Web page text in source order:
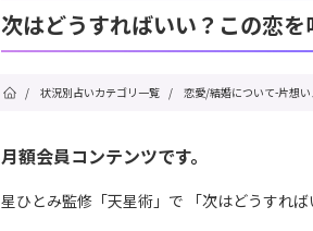
次はどうすればいい？この恋
/ 状況別占いカテゴリ一覧 / 恋愛/結婚について-片想
月額会員コンテンツです。
星ひとみ監修「天星術」で 「次はどうすれ